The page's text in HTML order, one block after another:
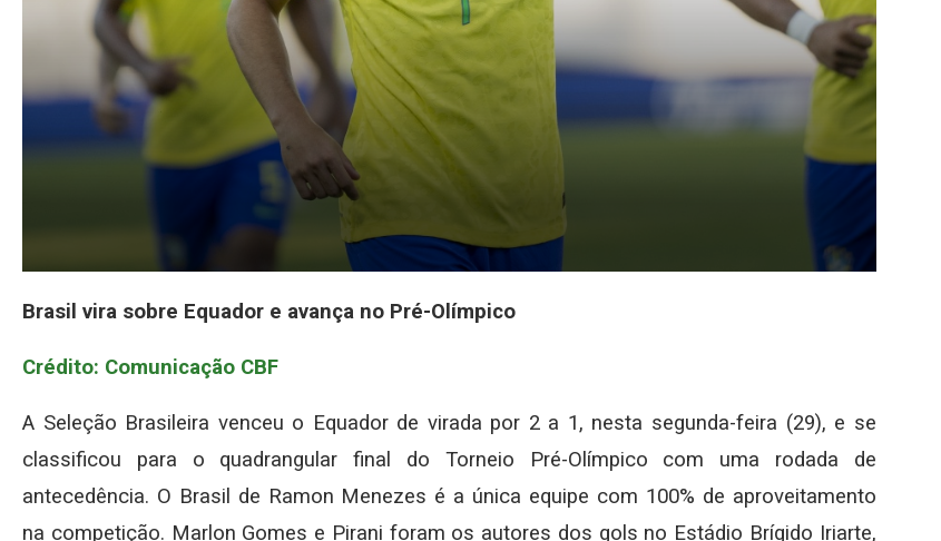
Brasil vira sobre Equador e avança no Pré-Olímpico
Crédito: Comunicação CBF
A Seleção Brasileira venceu o Equador de virada por 2 a 1, nesta segunda-feira (29), e se
classificou para o quadrangular final do Torneio Pré-Olímpico com uma rodada de
antecedência. O Brasil de Ramon Menezes é a única equipe com 100% de aproveitamento
na competição. Marlon Gomes e Pirani foram os autores dos gols no Estádio Brígido Iriarte,